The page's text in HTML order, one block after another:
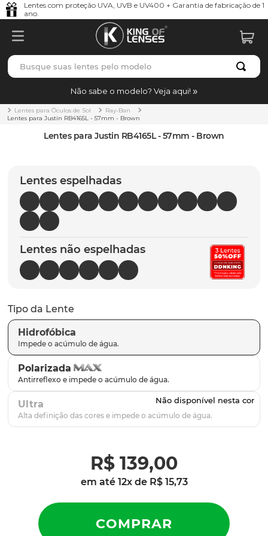
Lentes com proteção UVA, UVB e UV400 + Garantia de fabricação de 1
ano.
Busque suas lentes pelo modelo
Não sabe o modelo? Veja aqui!
Lentes para Óculos de Sol
Ray-Ban
Lentes para Justin RB4165L - 57mm - Brown
Lentes para Justin RB4165L - 57mm - Brown
Lentes espelhadas
Lentes não espelhadas
Tipo da Lente
Hidrofóbica
Polarizada
Ultra
R$ 139,00
em até 12x de R$ 15,73
TERMOS MAIS BUSCADOS
1º borrachas
holbrook
5º chaves
6º t-shock
7º gasket
8º parafusos
9º latch